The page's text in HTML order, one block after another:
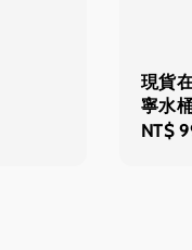
現貨
寧水
NT$